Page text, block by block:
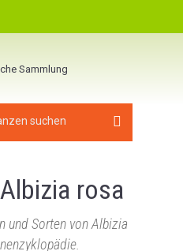
rosa
und Sorten von Albizia